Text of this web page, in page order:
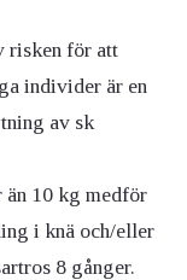
risken för att
individer är en
av sk
10 kg medför
i knä och/eller
8 gånger.